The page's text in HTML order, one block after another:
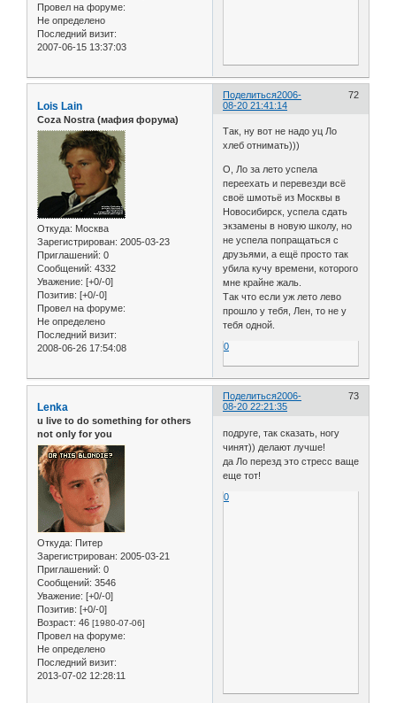
Провел на форуме:
Не определено
Последний визит:
2007-06-15 13:37:03
Поделиться 72
2006-
08-20 21:41:14
Lois Lain
Coza Nostra (мафия форума)
Откуда: Москва
Зарегистрирован: 2005-03-23
Приглашений: 0
Сообщений: 4332
Уважение: [+0/-0]
Позитив: [+0/-0]
Провел на форуме:
Не определено
Последний визит:
2008-06-26 17:54:08
Так, ну вот не надо уц Ло
хлеб отнимать)))
О, Ло за лето успела
переехать и перевезди всё
своё шмотьё из Москвы в
Новосибирск, успела сдать
экзамены в новую школу, но
не успела попращаться с
друзьями, а ещё просто так
убила кучу времени, которого
мне крайне жаль.
Так что если уж лето лево
прошло у тебя, Лен, то не у
тебя одной.
0
Поделиться 73
2006-
08-20 22:21:35
Lenka
u live to do something for others
not only for you
Откуда: Питер
Зарегистрирован: 2005-03-21
Приглашений: 0
Сообщений: 3546
Уважение: [+0/-0]
Позитив: [+0/-0]
Возраст: 46 [1980-07-06]
Провел на форуме:
Не определено
Последний визит:
2013-07-02 12:28:11
подруге, так сказать, ногу
чинят)) делают лучше!
да Ло перезд это стресс ваще
еще тот!
0